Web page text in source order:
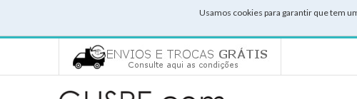
Usamos cookies para garantir que tem